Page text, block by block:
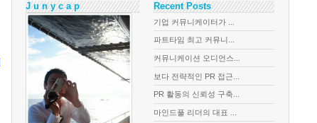
J u n y c a p Recent Posts
기업 커뮤니케이터가 ...
파트타임 최고 커뮤니...
커뮤니케이션 오디언스...
보다 전략적인 PR 접근...
PR 활동의 신뢰성 구축...
마인드풀 리더의 대표 ...